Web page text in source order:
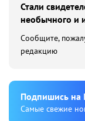
Стали
необычного и
Сообщите,
редакцию
Подпишиcь на
Cамые свежие